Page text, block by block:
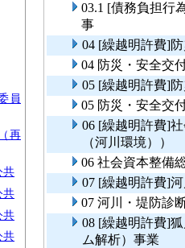
員
再
共
共
共
共
03.1 [債務負担行
事
04 [繰越明許費]
04 防災・安全交
05 [繰越明許費]
05 防災・安全交
06 [繰越明許費]
（河川環境））
06 社会資本整備
07 [繰越明許費]
07 河川・堤防診
08 [繰越明許費]
ム解析）事業